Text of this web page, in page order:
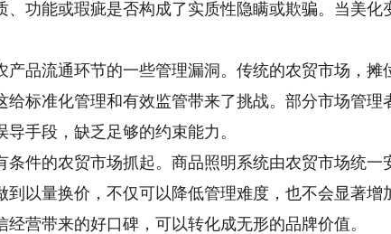
、功能或瑕疵是否构成了实质性隐瞒或欺骗。当美化
品流通环节的一些管理漏洞。传统的农贸市场，摊
给标准化管理和有效监管带来了挑战。部分市场管理
手段，缺乏足够的约束能力。
件的农贸市场抓起。商品照明系统由农贸市场统一
到以量换价，不仅可以降低管理难度，也不会显著增
营带来的好口碑，可以转化成无形的品牌价值。